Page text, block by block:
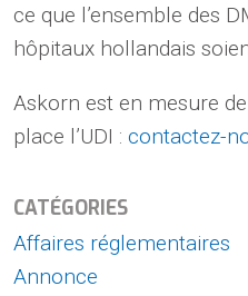
ce que l’ensemble des
hôpitaux hollandais
Askorn est en mesure
place l’UDI : contactez-
CATÉGORIES
Affaires réglementaires
Annonce